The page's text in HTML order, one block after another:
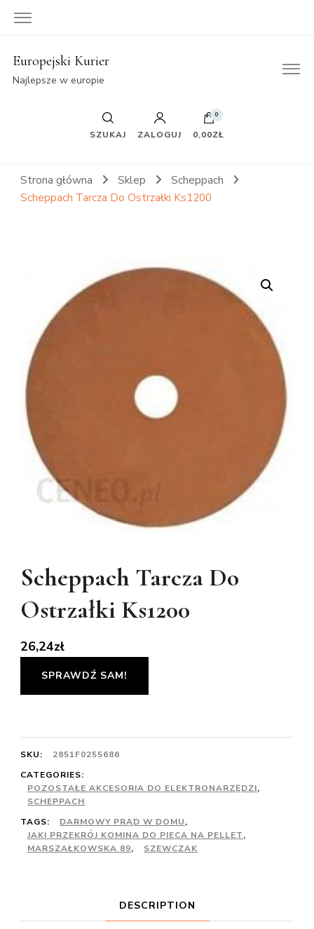
Europejski Kurier
Najlepsze w europie
SZUKAJ ZALOGUJ
0
0,00ZŁ
Strona główna Sklep
Scheppach
Scheppach Tarcza Do Ostrzałki Ks1200
Scheppach Tarcza Do
Ostrzałki Ks1200
26,24zł
SPRAWDŹ SAM!
SKU:
2851F0255686
CATEGORIES:
POZOSTAŁE AKCESORIA DO ELEKTRONARZĘDZI,
SCHEPPACH
TAGS:
DARMOWY PRĄD W DOMU,
JAKI PRZEKRÓJ KOMINA DO PIECA NA PELLET,
MARSZAŁKOWSKA 89, SZEWCZAK
DESCRIPTION